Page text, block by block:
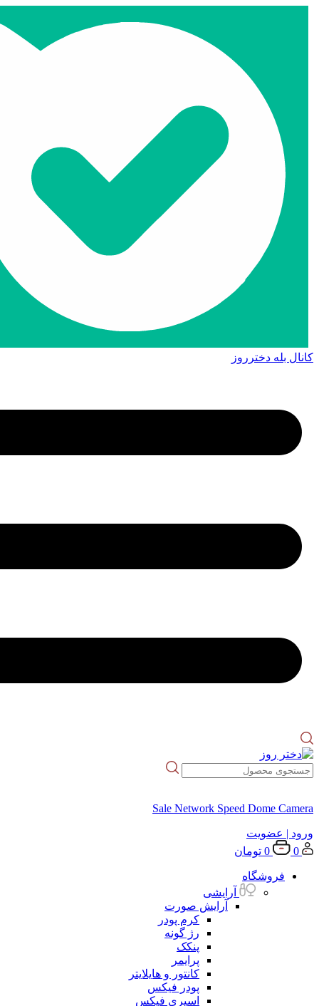
کانال بله دخترروز
Sale Network Speed Dome Camera
ورود | عضویت
0
0 تومان
فروشگاه
آرایشی
آرایش صورت
کرم پودر
رژ گونه
پنکک
پرایمر
کانتور و هایلایتر
پودر فیکس
اسپری فیکس